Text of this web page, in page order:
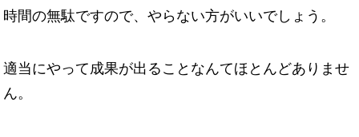
時間の無駄ですので、やらない方がいいでしょう。
適当にやって成果が出ることなんてほとんどありませ
ん。